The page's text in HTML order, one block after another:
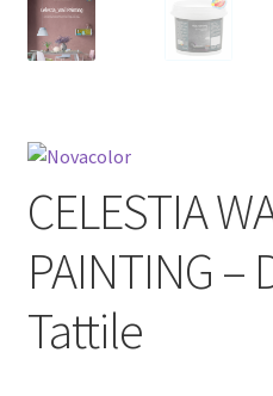
CELESTIA
PAINTING –
Tattile